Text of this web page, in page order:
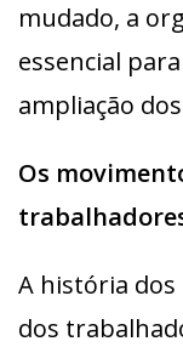
mudado, a
essencial
ampliação
Os
A história
dos